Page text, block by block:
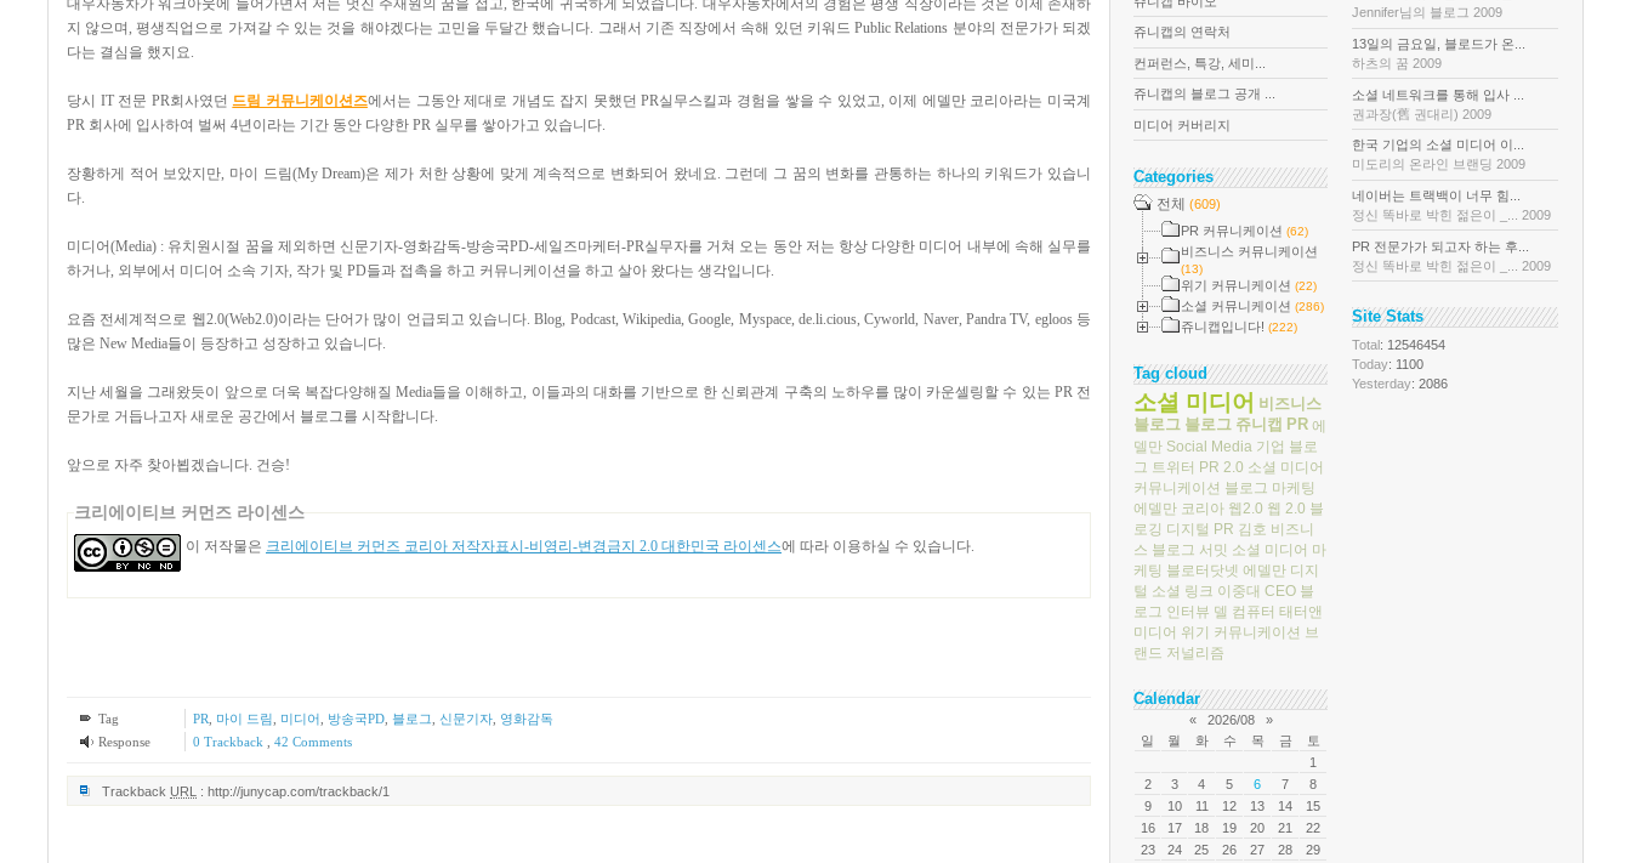
대우자동차가 워크아웃에 들어가면서 저는 멋진 주재원의 꿈을 접고, 한국에 귀국하게 되었습니다. 대우자동차에서의 경험은 평생 직장이라는 것은 이제 존재하
지 않으며, 평생직업으로 가져갈 수 있는 것을 해야겠다는 고민을 두달간 했습니다. 그래서 기존 직장에서 속해 있던 키워드 Public Relations 분야의 전문가가 되겠
다는 결심을 했지요.
당시 IT 전문 PR회사였던드림 커뮤니케이션즈에서는 그동안 제대로 개념도 잡지 못했던 PR실무스킬과 경험을 쌓을 수 있었고, 이제 에델만 코리아라는 미국계
PR 회사에 입사하여 벌써 4년이라는 기간 동안 다양한 PR 실무를 쌓아가고 있습니다.
장황하게 적어 보았지만, 마이 드림(My Dream)은 제가 처한 상황에 맞게 계속적으로 변화되어 왔네요. 그런데 그 꿈의 변화를 관통하는 하나의 키워드가 있습니
다.
미디어(Media) : 유치원시절 꿈을 제외하면 신문기자-영화감독-방송국PD-세일즈마케터-PR실무자를 거쳐 오는 동안 저는 항상 다양한 미디어 내부에 속해 실무를
하거나, 외부에서 미디어 소속 기자, 작가 및 PD들과 접촉을 하고 커뮤니케이션을 하고 살아 왔다는 생각입니다.
요즘 전세계적으로 웹2.0(Web2.0)이라는 단어가 많이 언급되고 있습니다. Blog, Podcast, Wikipedia, Google, Myspace, de.li.cious, Cyworld, Naver, Pandra TV, egloos 등
많은 New Media들이 등장하고 성장하고 있습니다.
지난 세월을 그래왔듯이 앞으로 더욱 복잡다양해질 Media들을 이해하고, 이들과의 대화를 기반으로 한 신뢰관계 구축의 노하우를 많이 카운셀링할 수 있는 PR 전
문가로 거듭나고자 새로운 공간에서 블로그를 시작합니다.
앞으로 자주 찾아뵙겠습니다. 건승!
크리에이티브 커먼즈 라이센스
이 저작물은 크리에이티브 커먼즈 코리아 저작자표시-비영리-변경금지 2.0 대한민국 라이센스에 따라 이용하실 수 있습니다.
Tag PR 마이 드림 미디어 방송국PD, 블로그 신문기자, 영화감독
Response
0 Trackback 42 Comments
Trackback URL : http://junycap.com/trackback/1
쥬니캡의 연락처
컨퍼런스, 특강, 세미...
쥬니캡의 블로그 공개 ...
미디어 커버리지
Categories
전체 (609)
PR 커뮤니케이션 (62)
비즈니스 커뮤니케이션
(13)
위기 커뮤니케이션 (22)
소셜 커뮤니케이션 (286)
쥬니캡입니다! (222)
Tag cloud
소셜 미디어 비즈니스
블로그 블로그 쥬니캡 PR 에
델만 Social Media 기업 블로
그 트위터 PR 2.0 소셜 미디어
커뮤니케이션 블로그 마케팅
에델만 코리아 웹2.0 웹 2.0 블
로깅 디지털 PR 김호 비즈니
스 블로그 서밋 소셜 미디어 마
케팅 블로터닷넷 에델만 디지
털 소셜 링크 이중대 CEO 블
로그 인터뷰 델 컴퓨터 태터앤
미디어 위기 커뮤니케이션 브
랜드 저널리즘
Calendar
« 2026/08
»
일
월 화 수 목 금
토
1
2
3 4 5 6 7
8
9
10 11 12 13 14
15
16
17 18 19 20 21
22
23
24 25 26 27 28 29
Jennifer님의 블로그 2009
13일의 금요일, 블로드가 온...
하츠의 꿈 2009
소셜 네트워크를 통해 입사 ...
권과장(舊 권대리) 2009
한국 기업의 소셜 미디어 이...
미도리의 온라인 브랜딩 2009
네이버는 트랙백이 너무 힘...
정신 똑바로 박힌 젊은이 _... 2009
PR 전문가가 되고자 하는 후...
정신 똑바로 박힌 젊은이 _... 2009
Site Stats
Total: 12546454
Today: 1100
Yesterday: 2086